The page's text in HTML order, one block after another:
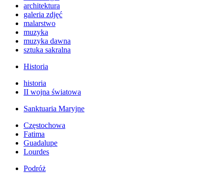
architektura
galeria zdjęć
malarstwo
muzyka
muzyka dawna
sztuka sakralna
Historia
historia
II wojna światowa
Sanktuaria Maryjne
Częstochowa
Fatima
Guadalupe
Lourdes
Podróż